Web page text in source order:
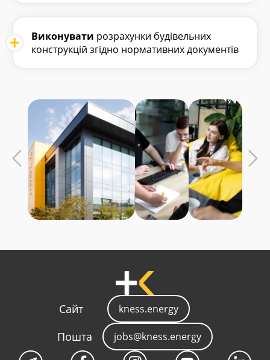
Виконувати розрахунки будівельних
конструкцій згідно нормативних документів
Сайт kness.energy
Пошта jobs@kness.energy